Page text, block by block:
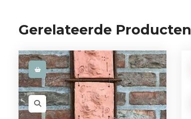
Gerelateerde Producten